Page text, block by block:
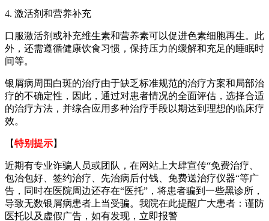
4. 激活剂和营养补充
口服激活剂或补充维生素和营养素可以促进色素细胞再生。此
外，还需遵循健康饮食习惯，保持压力的缓解和充足的睡眠时
间等。
银屑病周围白斑的治疗由于缺乏标准规范的治疗方案和局部治
疗的不确定性，因此，通过对患者情况的全面评估，选择合适
的治疗方法，并综合应用多种治疗手段以期达到理想的临床疗
效。
【特别提示】
近期有专业诈骗人员或团队，在网站上大肆宣传“免费治疗、
包治包好、签约治疗、先治病后付钱、免费送治疗仪器“等广
告，同时在医院周边还存在“医托”，将患者骗到一些黑诊所，
导致无数银屑病患者上当受骗。我院在此提醒广大患者：谨防
医托以及虚假广告，如有发现，立即报警